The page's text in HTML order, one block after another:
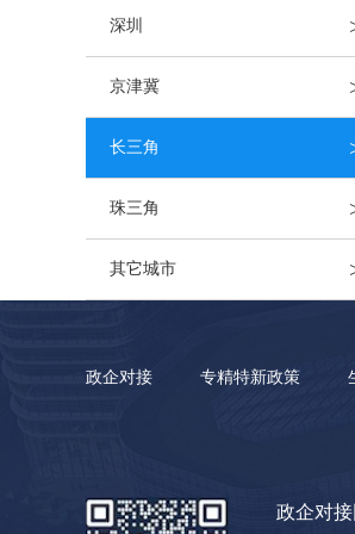
深圳
京津冀
长三角
珠三角
其它城市
政企对接 专精特新政策
政企对接